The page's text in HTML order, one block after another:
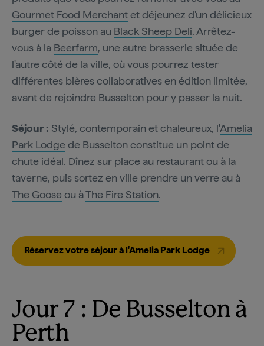
Gourmet Food Merchantet déjeunez d'un délicieux
burger de poisson au Black Sheep Deli. Arrêtez-
vous à la Beerfarm, une autre brasserie située de
l'autre côté de la ville, où vous pourrez tester
différentes bières collaboratives en édition limitée,
avant de rejoindre Busselton pour y passer la nuit.
Séjour : Stylé, contemporain et chaleureux, l'Amelia
Park Lodge de Busselton constitue un point de
chute idéal. Dînez sur place au restaurant ou à la
taverne, puis sortez en ville prendre un verre au à
The Goose ou àThe Fire Station.
Réservez votre séjour à l'Amelia Park Lodge
Jour 7 : De Busselton à
Perth